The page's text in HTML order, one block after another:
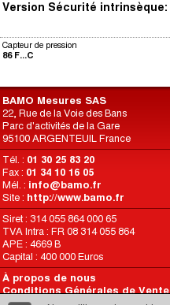
Version Sécurité intrinsèque:
Capteur de pression
86 F...C
BAMO Mesures SAS
22, Rue de la Voie des Bans
Parc d'activités de la Gare
95100 ARGENTEUIL France
Tél. : 01 30 25 83 20
Fax : 01 34 10 16 05
Mél. : info@bamo.fr
Site : http://www.bamo.fr
Siret : 314 055 864 000 65
TVA Intra : FR 08 314 055 864
APE : 4669 B
Capital : 400 000 Euros
À propos de nous
Conditions Générales de Vente